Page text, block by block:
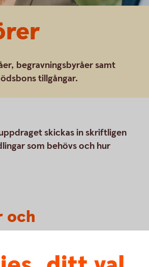
begravningsbyråer samt
tillgångar.
skickas in skriftligen
som behövs och hur
och